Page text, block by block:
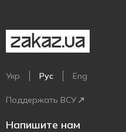
Укр Рус Eng
Поддержать ВСУ
Напишите нам